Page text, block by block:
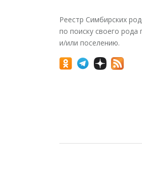
Реестр Симбирских
по поиску своего
и/или поселению.